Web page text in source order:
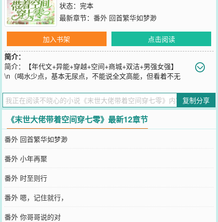
状态：完本
最新章节： 番外 回首繁华如梦渺
加入书架
点击阅读
简介：
简介：【年代文+异能+穿越+空间+商城+双洁+男强女强】
\n（喝水少点，基本无尿点，不能说全文高能，但看着不无
身怀精神系和治愈系两大异能\n手里握有一个带有商城的神奇空间，
\n她收获了温暖的亲情！！独一无二的爱情！！\n官场黑暗、背后暗
算、隐藏的陈年旧事，\n揭露了一系列的暗算，没想到自己的亲生父
亲竟然来头这么大！！！\n官场上的尔虞我诈...\n中年人的爱、恨、
情、仇....\n一群性格各异的少年人...\n意气风发！肆意张扬！桀骜难
驯！努力拼搏！\n会发生怎样的故事呢？\n请移步正文！！！\n\n极
品、反派都会有，但是出现很快就会被女主解决。\n看她在这个时代
过得如何肆意！！\n...............\n不是传统年代文，文中故事众多，都
很精彩！！！\n有男配，磕cp的亲友们，谨慎...\n简介不能表达这本书
的精彩之处，\n跟传统的年代种田文不一样哦，敬请期待。\n请移步
正文！！！！
您要是觉得《末世大佬带着空间穿七零
QQ群和微博微信里的朋友推荐哦！
复制分享
《末世大佬带着空间穿七零》最新12章节
番外 回首繁华如梦渺
番外 小年再聚
番外 时至则行
番外 嗯，记住就行，
番外 你哥哥说的对